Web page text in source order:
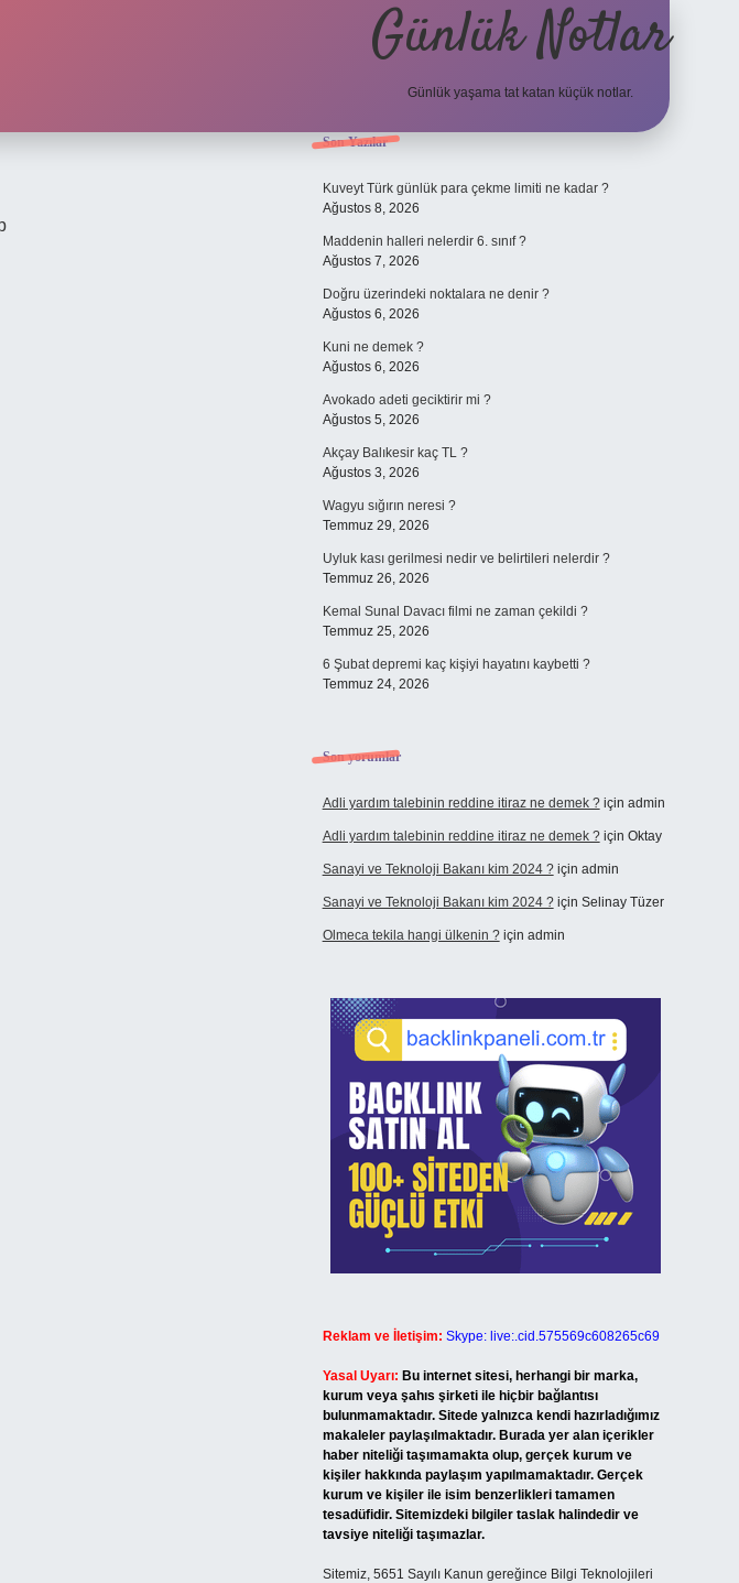
Günlük Notlar
Günlük yaşama tat katan küçük notlar.
Sidebar
Son Yazılar
Kuveyt Türk günlük para çekme limiti ne kadar ?
Ağustos 8, 2026
Maddenin halleri nelerdir 6. sınıf ?
Ağustos 7, 2026
Doğru üzerindeki noktalara ne denir ?
Ağustos 6, 2026
Kuni ne demek ?
Ağustos 6, 2026
Avokado adeti geciktirir mi ?
Ağustos 5, 2026
Akçay Balıkesir kaç TL ?
Ağustos 3, 2026
Wagyu sığırın neresi ?
Temmuz 29, 2026
Uyluk kası gerilmesi nedir ve belirtileri nelerdir ?
Temmuz 26, 2026
Kemal Sunal Davacı filmi ne zaman çekildi ?
Temmuz 25, 2026
6 Şubat depremi kaç kişiyi hayatını kaybetti ?
Temmuz 24, 2026
Son yorumlar
Adli yardım talebinin reddine itiraz ne demek ?için admin
Adli yardım talebinin reddine itiraz ne demek ?için Oktay
Sanayi ve Teknoloji Bakanı kim 2024 ?için admin
Sanayi ve Teknoloji Bakanı kim 2024 ?için Selinay Tüzer
Olmeca tekila hangi ülkenin ?için admin
Reklam ve İletişim: Skype: live:.cid.575569c608265c69
Yasal Uyarı: Bu internet sitesi, herhangi bir marka,
kurum veya şahıs şirketi ile hiçbir bağlantısı
bulunmamaktadır. Sitede yalnızca kendi hazırladığımız
makaleler paylaşılmaktadır. Burada yer alan içerikler
haber niteliği taşımamakta olup, gerçek kurum ve
kişiler hakkında paylaşım yapılmamaktadır. Gerçek
kurum ve kişiler ile isim benzerlikleri tamamen
tesadüfidir. Sitemizdeki bilgiler taslak halindedir ve
tavsiye niteliği taşımazlar.
Sitemiz, 5651 Sayılı Kanun gereğince Bilgi Teknolojileri